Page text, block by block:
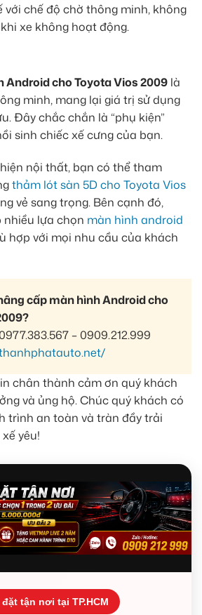
chế độ chờ thông minh, không
xe không hoạt động.
Android cho Toyota Vios 2009 là
minh, mang lại giá trị sử dụng
Đây chắc chắn là “phụ kiện”
sinh chiếc xế cưng của bạn.
nội thất, bạn có thể tham
thảm lót sàn 5D cho Toyota Vios
vẻ sang trọng. Bên cạnh đó,
lựa chọn màn hình android
hợp với mọi nhu cầu của khách
cấp màn hình Android cho
– 0909.212.999
chân thành cảm ơn quý khách
và ủng hộ. Chúc quý khách có
trình an toàn và tràn đầy trải
yêu!
đặt tận nơi tại TP.HCM